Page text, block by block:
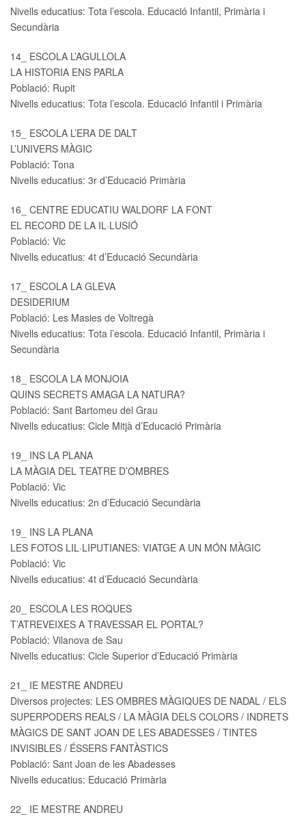
Nivells educatius: Tota l’escola. Educació Infantil, Primària i
Secundària
14_ ESCOLA L’AGULLOLA
LA HISTORIA ENS PARLA
Població: Rupit
Nivells educatius: Tota l’escola. Educació Infantil i Primària
15_ ESCOLA L’ERA DE DALT
L’UNIVERS MÀGIC
Població: Tona
Nivells educatius: 3r d’Educació Primària
16_ CENTRE EDUCATIU WALDORF LA FONT
EL RECORD DE LA IL·LUSIÓ
Població: Vic
Nivells educatius: 4t d’Educació Secundària
17_ ESCOLA LA GLEVA
DESIDERIUM
Població: Les Masies de Voltregà
Nivells educatius: Tota l’escola. Educació Infantil, Primària i
Secundària
18_ ESCOLA LA MONJOIA
QUINS SECRETS AMAGA LA NATURA?
Població: Sant Bartomeu del Grau
Nivells educatius: Cicle Mitjà d’Educació Primària
19_ INS LA PLANA
LA MÀGIA DEL TEATRE D’OMBRES
Població: Vic
Nivells educatius: 2n d’Educació Secundària
19_ INS LA PLANA
LES FOTOS LIL·LIPUTIANES: VIATGE A UN MÓN MÀGIC
Població: Vic
Nivells educatius: 4t d’Educació Secundària
20_ ESCOLA LES ROQUES
T’ATREVEIXES A TRAVESSAR EL PORTAL?
Població: Vilanova de Sau
Nivells educatius: Cicle Superior d’Educació Primària
21_ IE MESTRE ANDREU
Diversos projectes: LES OMBRES MÀGIQUES DE NADAL / ELS
SUPERPODERS REALS / LA MÀGIA DELS COLORS / INDRETS
MÀGICS DE SANT JOAN DE LES ABADESSES / TINTES
INVISIBLES / ÉSSERS FANTÀSTICS
Població: Sant Joan de les Abadesses
Nivells educatius: Educació Primària
22_ IE MESTRE ANDREU